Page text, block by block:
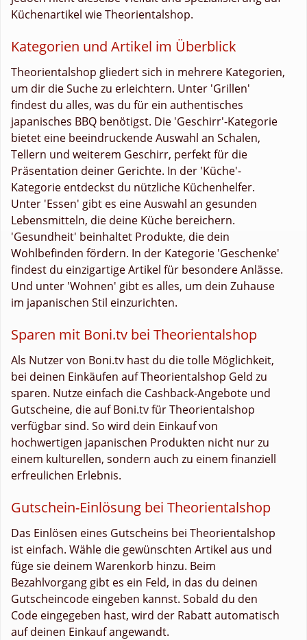
Küchenartikel wie Theorientalshop.
Kategorien und Artikel im Überblick
Theorientalshop gliedert sich in mehrere Kategorien,
um dir die Suche zu erleichtern. Unter 'Grillen'
findest du alles, was du für ein authentisches
japanisches BBQ benötigst. Die 'Geschirr'-Kategorie
bietet eine beeindruckende Auswahl an Schalen,
Tellern und weiterem Geschirr, perfekt für die
Präsentation deiner Gerichte. In der 'Küche'-
Kategorie entdeckst du nützliche Küchenhelfer.
Unter 'Essen' gibt es eine Auswahl an gesunden
Lebensmitteln, die deine Küche bereichern.
'Gesundheit' beinhaltet Produkte, die dein
Wohlbefinden fördern. In der Kategorie 'Geschenke'
findest du einzigartige Artikel für besondere Anlässe.
Und unter 'Wohnen' gibt es alles, um dein Zuhause
im japanischen Stil einzurichten.
Sparen mit Boni.tv bei Theorientalshop
Als Nutzer von Boni.tv hast du die tolle Möglichkeit,
bei deinen Einkäufen auf Theorientalshop Geld zu
sparen. Nutze einfach die Cashback-Angebote und
Gutscheine, die auf Boni.tv für Theorientalshop
verfügbar sind. So wird dein Einkauf von
hochwertigen japanischen Produkten nicht nur zu
einem kulturellen, sondern auch zu einem finanziell
erfreulichen Erlebnis.
Gutschein-Einlösung bei Theorientalshop
Das Einlösen eines Gutscheins bei Theorientalshop
ist einfach. Wähle die gewünschten Artikel aus und
füge sie deinem Warenkorb hinzu. Beim
Bezahlvorgang gibt es ein Feld, in das du deinen
Gutscheincode eingeben kannst. Sobald du den
Code eingegeben hast, wird der Rabatt automatisch
auf deinen Einkauf angewandt.